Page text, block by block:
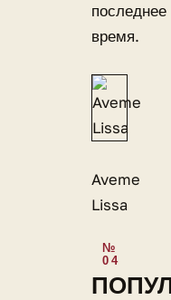
последнее
время.
Aveme
Lissa